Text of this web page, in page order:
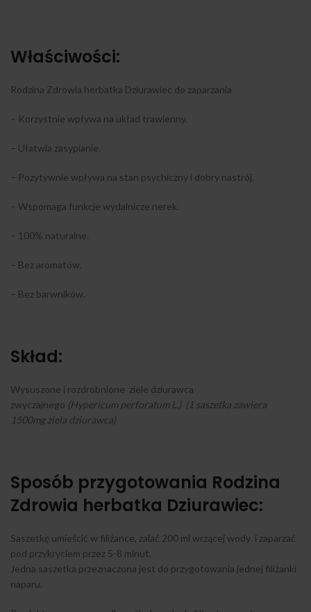
Właściwości:
Rodzina Zdrowia herbatka Dziurawiec do zaparzania
– Korzystnie wpływa na układ trawienny.
– Ułatwia zasypianie.
– Pozytywnie wpływa na stan psychiczny i dobry nastrój.
– Wspomaga funkcje wydalnicze nerek.
– 100% naturalne.
– Bez aromatów.
– Bez barwników.
Skład:
Wysuszone i rozdrobnione ziele dziurawca
zwyczajnego (Hypericum perforatum L.) (1 saszetka zawiera
1500mg ziela dziurawca)
Sposób przygotowania Rodzina
Zdrowia herbatka Dziurawiec:
Saszetkę umieścić w filiżance, zalać 200 ml wrzącej wody i zaparzać
pod przykryciem przez 5-8 minut.
Jedna saszetka przeznaczona jest do przygotowania jednej filiżanki
naparu.